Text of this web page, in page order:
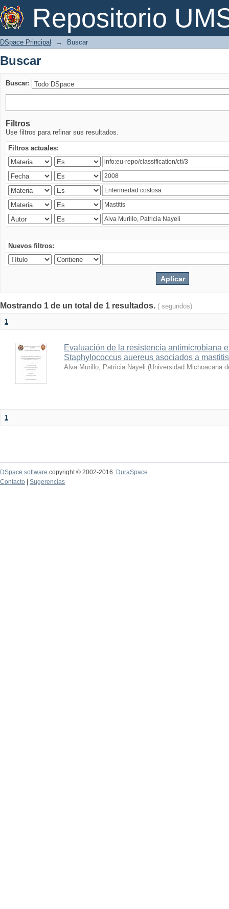
Repositorio
Buscar
DSpace Principal → Buscar
Buscar
Buscar:
Filtros
Use filtros para refinar sus resultados.
Filtros actuales:
Nuevos filtros:
Mostrando 1 de un total de 1 resultados. ( segundos)
1
Evaluación de la resistencia antimicrobiana
Staphylococcus auereus asociados a
Alva Murillo, Patricia Nayeli (Universidad Michoacana
1
DSpace software copyright © 2002-2016
DuraSpace
Contacto
Sugerencias